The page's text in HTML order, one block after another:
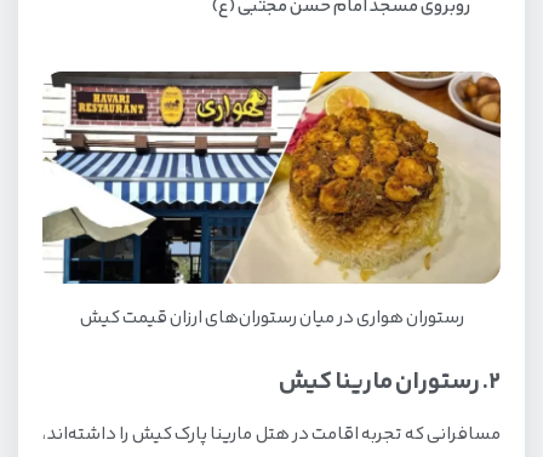
روبروی مسجد امام حسن مجتبی (ع)
رستوران هواری در میان رستوران‌های ارزان قیمت کیش
2. رستوران مارینا کیش
مسافرانی که تجربه اقامت در هتل مارینا پارک کیش را داشته‌اند،